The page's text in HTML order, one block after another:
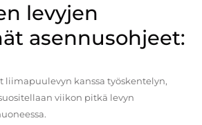
levyjen
asennusohjeet:
liimapuulevyn kanssa työskentelyn,
viikon pitkä levyn